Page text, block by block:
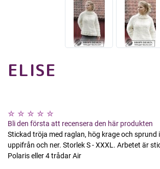
ELISE
Bli den första att recensera den här produkten
Stickad tröja med raglan, hög krage och sprund
uppifrån och ner. Storlek S - XXXL. Arbetet är
Polaris eller 4 trådar Air